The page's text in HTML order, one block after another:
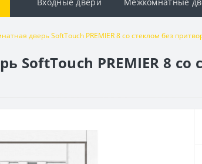
дверь SoftTouch PREMIER 8 со стеклом без
SoftTouch PREMIER 8